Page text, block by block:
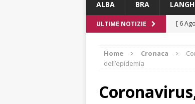
ALBA BRA
ULTIME NOTIZIE [ 6
[ 6
[ 6
Home Cronaca
dell’epidemia